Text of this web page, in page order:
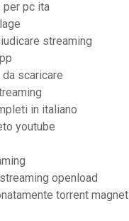
per pc ita
streaming
scaricare
in italiano
youtube
openload
torrent magnet